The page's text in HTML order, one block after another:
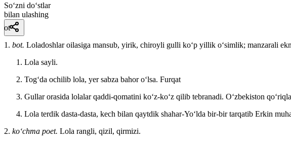
So‘zni do‘stlar
bilan ulashing
ot
1. bot. Loladoshlar oilasiga mansub, yirik, chiroyli gulli koʻp yillik oʻsimlik; manzarali
Lola sayli.
Togʻda ochilib lola, yer sabza bahor oʻlsa. Furqat
Gullar orasida lolalar qaddi-qomatini koʻz-koʻz qilib tebranadi. Oʻzbekiston
Lola terdik dasta-dasta, kech bilan qaytdik shahar-Yoʻlda bir-bir tarqatib Erkin
2. koʻchma poet. Lola rangli, qizil, qirmizi.